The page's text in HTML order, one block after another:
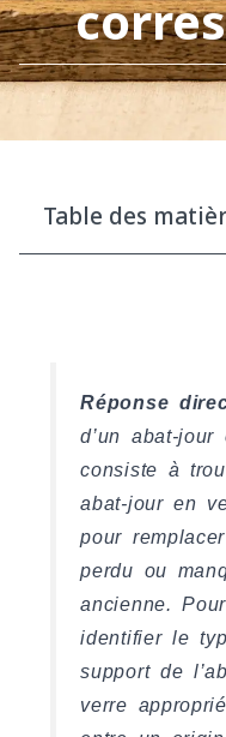
Table des
Réponse
d’un abat-
consiste à
abat-jour en
pour
perdu ou
ancienne.
identifier le
support de
verre